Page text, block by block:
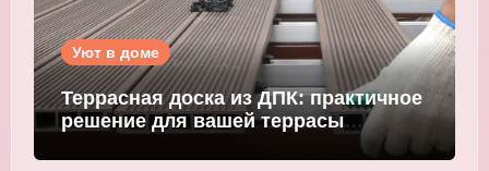
Уют в доме
Террасная доска из ДПК: практичное
решение для вашей террасы